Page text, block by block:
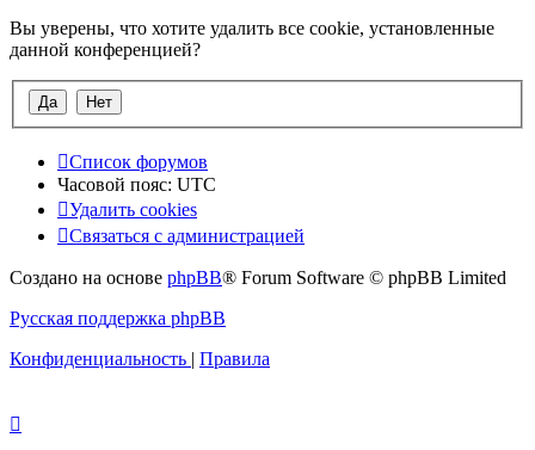
Вы уверены, что хотите удалить все cookie, установленные
данной конференцией?
Список форумов
Часовой пояс: UTC
Удалить cookies
Связаться с администрацией
Создано на основе phpBB® Forum Software © phpBB Limited
Русская поддержка phpBB
Конфиденциальность | Правила